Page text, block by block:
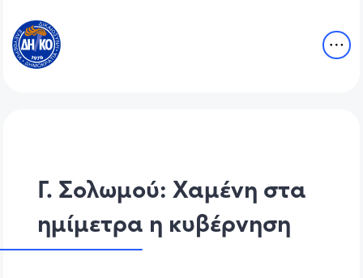
Γ. Σολωμού: Χαμένη στα
ημίμετρα η κυβέρνηση